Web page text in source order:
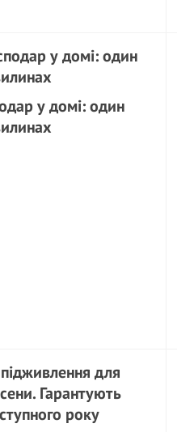
у домі: один